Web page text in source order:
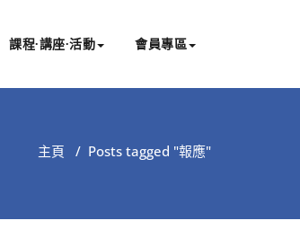
課程∙講座∙活動 會員專區
主頁 / Posts tagged "報應"